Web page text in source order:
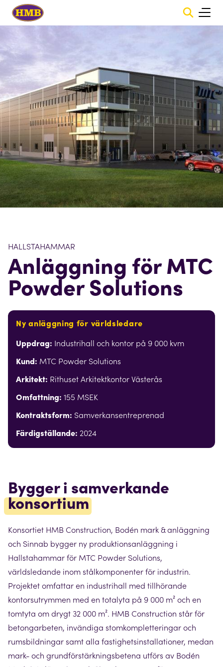
HALLSTAHAMMAR
Anläggning för MTC
Powder Solutions
Ny anläggning för världsledare
Uppdrag: Industrihall och kontor på 9 000 kvm
Kund: MTC Powder Solutions
Arkitekt: Rithuset Arkitektkontor Västerås
Omfattning: 155 MSEK
Kontraktsform: Samverkansentreprenad
Färdigställande: 2024
Bygger i samverkande
konsortium
Konsortiet HMB Construction, Bodén mark & anläggning
och Sinnab bygger ny produktionsanläggning i
Hallstahammar för MTC Powder Solutions,
världsledande inom stålkomponenter för industrin.
Projektet omfattar en industrihall med tillhörande
kontorsutrymmen med en totalyta på 9 000 m² och en
tomtyta om drygt 32 000 m². HMB Construction står för
betongarbeten, invändiga stomkompletteringar och
rumsbildningar samt alla fastighetsinstallationer, medan
mark- och grundförstärkningsbetena utförs av Bodén